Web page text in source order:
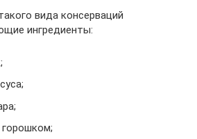
вида консерваций
ингредиенты: